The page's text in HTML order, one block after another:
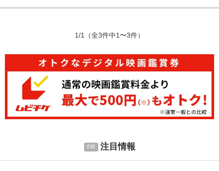
1/1 （全3件中1〜3件）
注目情報